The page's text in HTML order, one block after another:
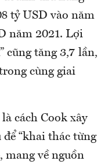
tỷ USD vào năm
năm 2021. Lợi
cũng tăng 3,7 lần,
cùng giai
cách Cook xây
“khai thác từng
mang về nguồn